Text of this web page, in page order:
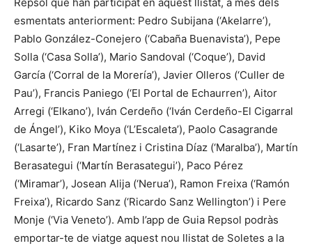
esmentats anteriorment: Pedro Subijana (‘Akelarre’),
Pablo González-Conejero (‘Cabaña Buenavista’), Pepe
Solla (‘Casa Solla’), Mario Sandoval (‘Coque’), David
García (‘Corral de la Morería’), Javier Olleros (‘Culler de
Pau’), Francis Paniego (‘El Portal de Echaurren’), Aitor
Arregi (‘Elkano’), Iván Cerdeño (‘Iván Cerdeño-El Cigarral
de Ángel’), Kiko Moya (‘L’Escaleta’), Paolo Casagrande
(‘Lasarte’), Fran Martínez i Cristina Díaz (‘Maralba’), Martín
Berasategui (‘Martín Berasategui’), Paco Pérez
(‘Miramar’), Josean Alija (‘Nerua’), Ramon Freixa (‘Ramón
Freixa’), Ricardo Sanz (‘Ricardo Sanz Wellington’) i Pere
Monje (‘Via Veneto’). Amb l’app de Guia Repsol podràs
emportar-te de viatge aquest nou llistat de Soletes a la